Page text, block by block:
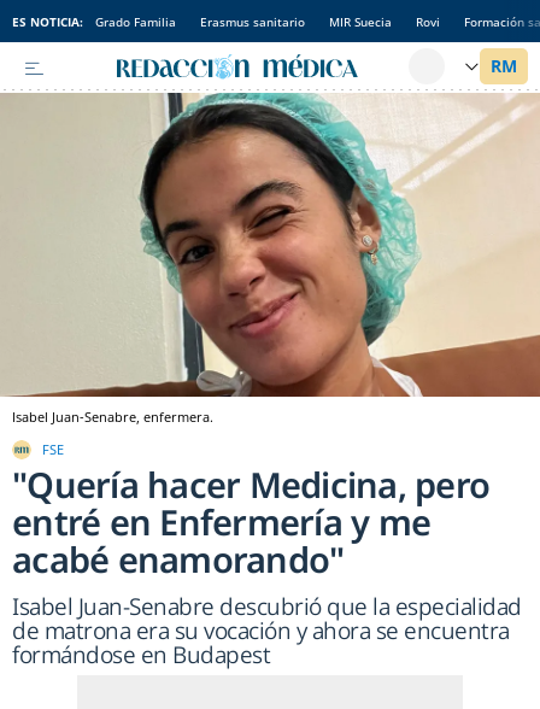
ES NOTICIA: Grado Familia Erasmus sanitario MIR Suecia Rovi Formación
Isabel Juan-Senabre, enfermera.
FSE
"Quería hacer Medicina, pero
entré en Enfermería y me
acabé enamorando"
Isabel Juan-Senabre descubrió que la especialidad
de matrona era su vocación y ahora se encuentra
formándose en Budapest